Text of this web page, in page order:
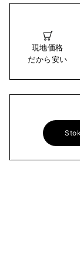
現地価格
だから安い